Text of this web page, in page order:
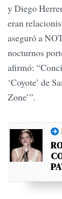
y Diego
eran
aseguró a
nocturnos
afirmó:
‘Coyote’ de
Zone’”.